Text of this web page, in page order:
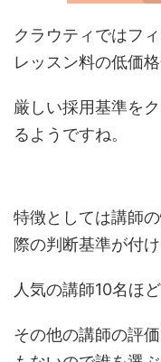
クラウティではフ
レッスン料の低価
厳しい採用基準を
るようですね。
特徴としては講師
際の判断基準が付け
人気の講師10名ほ
その他の講師の評